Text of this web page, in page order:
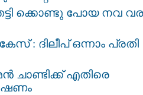
തട്ടി ക്കൊണ്ടു പോയ നവ
: ദിലീപ് ഒന്നാം പ്രതി
ചാണ്ടിക്ക് എതിരെ